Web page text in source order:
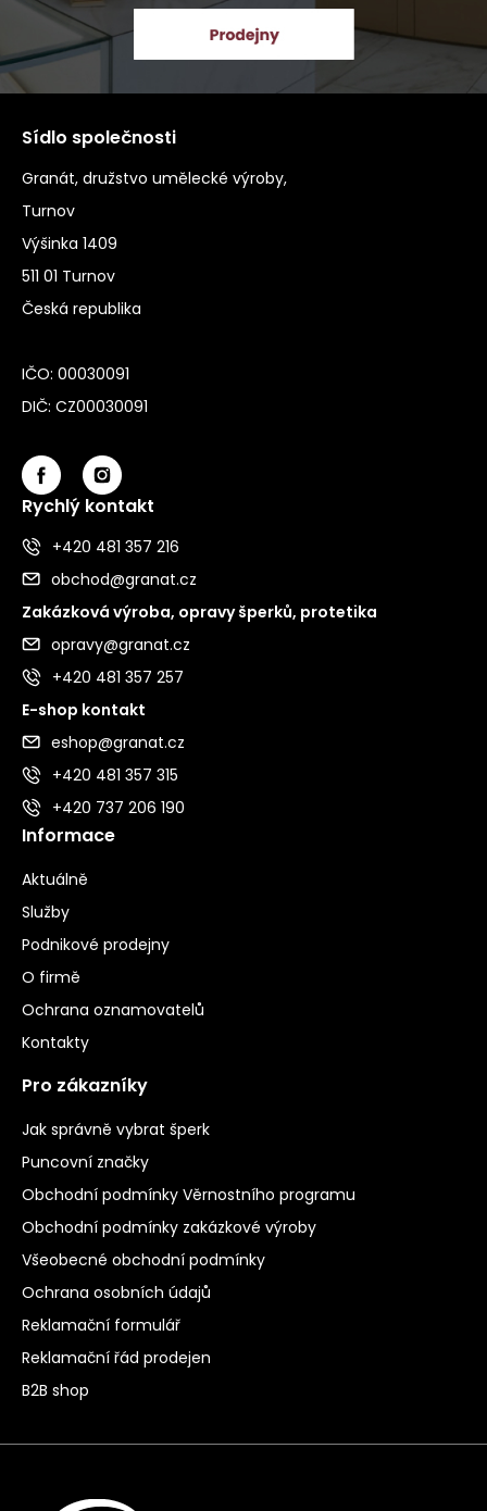
Sídlo společnosti
Granát, družstvo umělecké výroby,
Turnov
Výšinka 1409
511 01 Turnov
Česká republika
IČO: 00030091
DIČ: CZ00030091
Rychlý kontakt
+420 481 357 216
obchod@granat.cz
Zakázková výroba, opravy šperků, protetika
opravy@granat.cz
+420 481 357 257
E-shop kontakt
eshop@granat.cz
+420 481 357 315
+420 737 206 190
Informace
Aktuálně
Služby
Podnikové prodejny
O firmě
Ochrana oznamovatelů
Kontakty
Pro zákazníky
Jak správně vybrat šperk
Puncovní značky
Obchodní podmínky Věrnostního programu
Obchodní podmínky zakázkové výroby
Všeobecné obchodní podmínky
Ochrana osobních údajů
Reklamační formulář
Reklamační řád prodejen
B2B shop